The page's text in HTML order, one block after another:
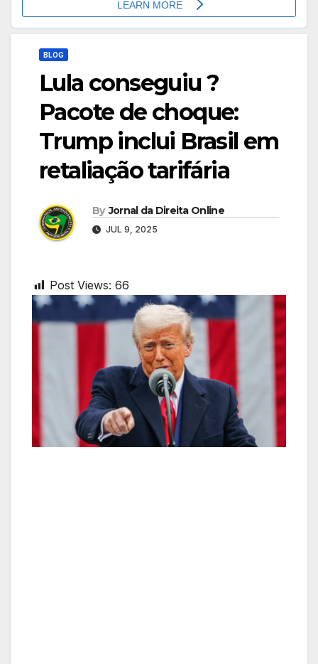
BLOG
Lula conseguiu ?
Pacote de choque:
Trump inclui Brasil em
retaliação tarifária
By Jornal da Direita Online
JUL 9, 2025
Post Views: 66